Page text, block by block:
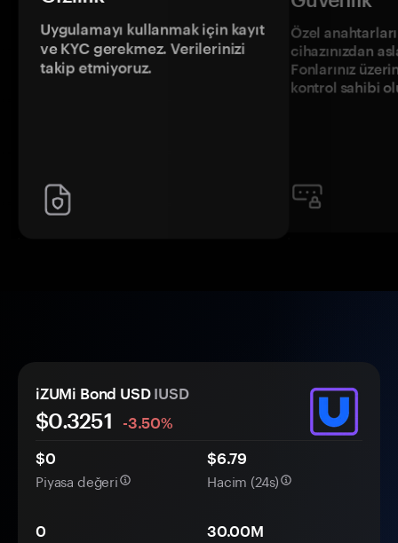
Uygulamayı kullanmak için kayıt
ve KYC gerekmez. Verilerinizi
takip etmiyoruz.
Özel
cihazınızdan
Fonlarınız
kontrol sahibi
iZUMi Bond USD IUSD
$0.3251
-3.50%
$0
Piyasa değeri
$6.79
Hacim (24s)
0 30.00M